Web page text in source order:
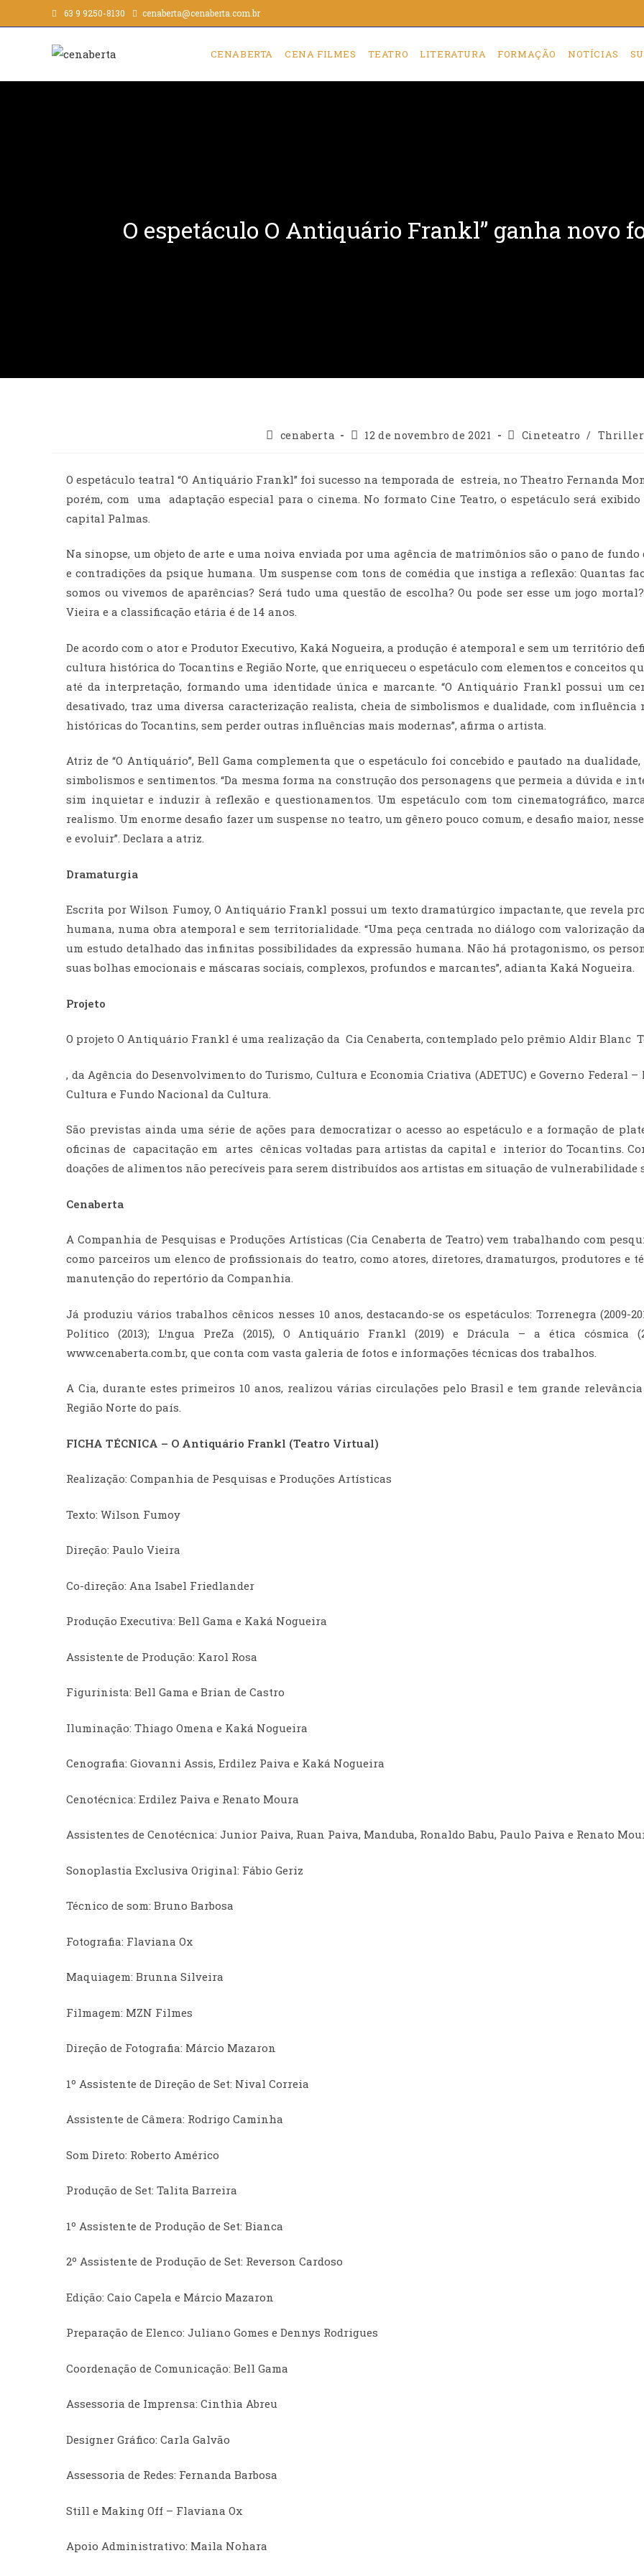
63 9 9250-8130 cenaberta@cenaberta.com.br
CENABERTA CENA FILMES TEATRO LITERATURA FORMAÇÃO NOTÍCIAS
O espetáculo O Antiquário Frankl” ganha novo
cenaberta 12 de novembro de 2021 Cineteatro /
O espetáculo teatral “O Antiquário Frankl” foi sucesso na temporada de estreia, no Theatro Fernanda
porém, com uma adaptação especial para o cinema. No formato Cine Teatro, o espetáculo será
capital Palmas.
Na sinopse, um objeto de arte e uma noiva enviada por uma agência de matrimônios são o pano de
e contradições da psique humana. Um suspense com tons de comédia que instiga a reflexão: Quantas
somos ou vivemos de aparências? Será tudo uma questão de escolha? Ou pode ser esse um jogo
Vieira e a classificação etária é de 14 anos.
De acordo com o ator e Produtor Executivo, Kaká Nogueira, a produção é atemporal e sem um território
cultura histórica do Tocantins e Região Norte, que enriqueceu o espetáculo com elementos e conceitos
até da interpretação, formando uma identidade única e marcante. “O Antiquário Frankl possui um
desativado, traz uma diversa caracterização realista, cheia de simbolismos e dualidade, com
históricas do Tocantins, sem perder outras influências mais modernas”, afirma o artista.
Atriz de “O Antiquário”, Bell Gama complementa que o espetáculo foi concebido e pautado na
simbolismos e sentimentos. “Da mesma forma na construção dos personagens que permeia a dúvida e
sim inquietar e induzir à reflexão e questionamentos. Um espetáculo com tom cinematográfico,
realismo. Um enorme desafio fazer um suspense no teatro, um gênero pouco comum, e desafio maior,
e evoluir”. Declara a atriz.
Dramaturgia
Escrita por Wilson Fumoy, O Antiquário Frankl possui um texto dramatúrgico impactante, que revela
humana, numa obra atemporal e sem territorialidade. “Uma peça centrada no diálogo com valorização
um estudo detalhado das infinitas possibilidades da expressão humana. Não há protagonismo, os
suas bolhas emocionais e máscaras sociais, complexos, profundos e marcantes”, adianta Kaká Nogueira.
Projeto
O projeto O Antiquário Frankl é uma realização da Cia Cenaberta, contemplado pelo prêmio Aldir Blanc
, da Agência do Desenvolvimento do Turismo, Cultura e Economia Criativa (ADETUC) e Governo
Cultura e Fundo Nacional da Cultura.
São previstas ainda uma série de ações para democratizar o acesso ao espetáculo e a formação de
oficinas de capacitação em artes cênicas voltadas para artistas da capital e interior do Tocantins.
doações de alimentos não perecíveis para serem distribuídos aos artistas em situação de vulnerabilidade
Cenaberta
A Companhia de Pesquisas e Produções Artísticas (Cia Cenaberta de Teatro) vem trabalhando com
como parceiros um elenco de profissionais do teatro, como atores, diretores, dramaturgos, produtores e
manutenção do repertório da Companhia.
Já produziu vários trabalhos cênicos nesses 10 anos, destacando-se os espetáculos: Torrenegra (2009-
Político (2013); L!ngua PreZa (2015), O Antiquário Frankl (2019) e Drácula – a ética cósmica
www.cenaberta.com.br, que conta com vasta galeria de fotos e informações técnicas dos trabalhos.
A Cia, durante estes primeiros 10 anos, realizou várias circulações pelo Brasil e tem grande
Região Norte do país.
FICHA TÉCNICA – O Antiquário Frankl (Teatro Virtual)
Realização: Companhia de Pesquisas e Produções Artísticas
Texto: Wilson Fumoy
Direção: Paulo Vieira
Co-direção: Ana Isabel Friedlander
Produção Executiva: Bell Gama e Kaká Nogueira
Assistente de Produção: Karol Rosa
Figurinista: Bell Gama e Brian de Castro
Iluminação: Thiago Omena e Kaká Nogueira
Cenografia: Giovanni Assis, Erdilez Paiva e Kaká Nogueira
Cenotécnica: Erdilez Paiva e Renato Moura
Assistentes de Cenotécnica: Junior Paiva, Ruan Paiva, Manduba, Ronaldo Babu, Paulo Paiva e Renato
Sonoplastia Exclusiva Original: Fábio Geriz
Técnico de som: Bruno Barbosa
Fotografia: Flaviana Ox
Maquiagem: Brunna Silveira
Filmagem: MZN Filmes
Direção de Fotografia: Márcio Mazaron
1º Assistente de Direção de Set: Nival Correia
Assistente de Câmera: Rodrigo Caminha
Som Direto: Roberto Américo
Produção de Set: Talita Barreira
1º Assistente de Produção de Set: Bianca
2º Assistente de Produção de Set: Reverson Cardoso
Edição: Caio Capela e Márcio Mazaron
Preparação de Elenco: Juliano Gomes e Dennys Rodrigues
Coordenação de Comunicação: Bell Gama
Assessoria de Imprensa: Cinthia Abreu
Designer Gráfico: Carla Galvão
Assessoria de Redes: Fernanda Barbosa
Still e Making Off – Flaviana Ox
Apoio Administrativo: Maila Nohara